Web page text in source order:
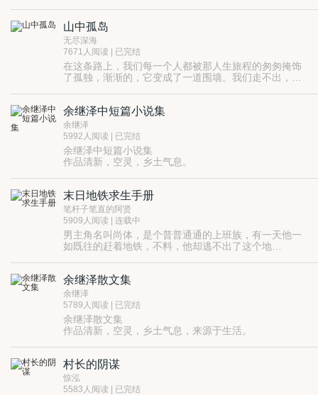
山中孤岛
无尽深海
7671人阅读 | 已完结
在这条路上，我们每一个人都被那人生旅程的匆匆掩饰
了孤独，渐渐的，它变成了一道围墙。我们走不出，别
余继泽中短篇小说集
余继泽
5992人阅读 | 已完结
余继泽中短篇小说集
作品清新，空灵，乡土气息。
末日地铁求生手册
笔杆子笔直的阿贤
5909人阅读 | 连载中
男主角名叫尚体，是个普普通通的上班族，有一天他一
如既往的赶着地铁，不料，他却逃不出了这个地
余继泽散文集
余继泽
5789人阅读 | 已完结
余继泽散文集
作品清新，空灵，乡土气息，来源于生活。
村长的阴谋
惊泓
5583人阅读 | 已完结